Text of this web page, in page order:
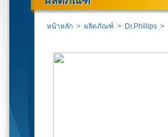
หน้าหลัก > ผลิตภัณฑ์ > Dr.Phillips >